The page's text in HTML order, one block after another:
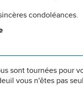
condoléances.
sont tournées pour
vous n'êtes pas